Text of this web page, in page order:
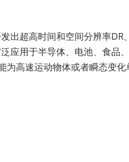
出超高时间和空间分辨率
应用于半导体、电池、食品
为高速运动物体或者瞬态变化